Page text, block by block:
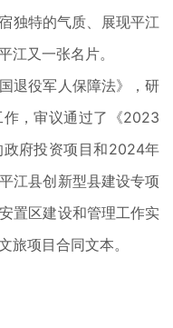
独特的气质、展现平江
江又一张名片。
役军人保障法》，研
，审议通过了《2023
府投资项目和2024年
江县创新型县建设专项
置区建设和管理工作实
旅项目合同文本。